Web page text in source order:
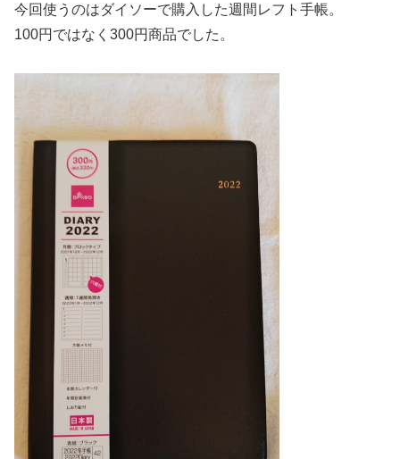
今回使うのはダイソーで購入した週間レフト手帳。
100円ではなく300円商品でした。